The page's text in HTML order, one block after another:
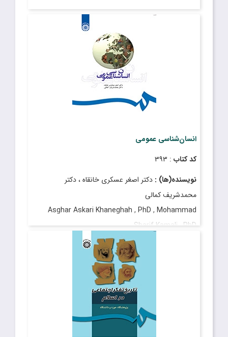
: فروردین ۱۳۹۳
انسان‌شناسی عمومی
کد کتاب : ۳۹۳
نویسنده(ها) : دکتر اصغر عسکری خانقاه ، دکتر
محمدشریف کمالی
Asghar Askari Khaneghah , PhD , Mohammad
Sharif Kamali , PhD